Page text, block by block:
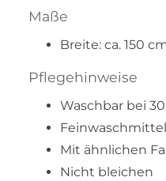
Maße
Breite: ca. 150
Pflegehinweise
Waschbar bei
Mit ähnlichen
Nicht bleichen